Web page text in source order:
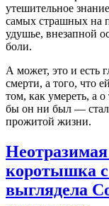
утешительное
самых страшных на
удушье, внезапной
боли.
А может, это и есть
смерти, а того, что
том, как умереть, а
бы он ни был — стал
прожитой жизни.
коротышка с
выглядела